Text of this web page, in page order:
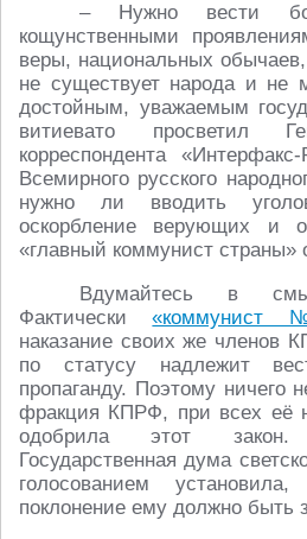
– Нужно вести
кощунственными
веры, национальных
не существует народа и не
достойным, уважаемым
витиевато просветил
корреспондента
Всемирного русского
нужно ли вводить
оскорбление верующих и
«главный коммунист страны»
Вдумайтесь в
Фактически«коммунист
наказание своих же членов
по статусу надлежит
пропаганду. Поэтому ничего
фракция КПРФ, при всех её
одобрила этот
Государственная дума
голосованием
поклонение ему должно быть